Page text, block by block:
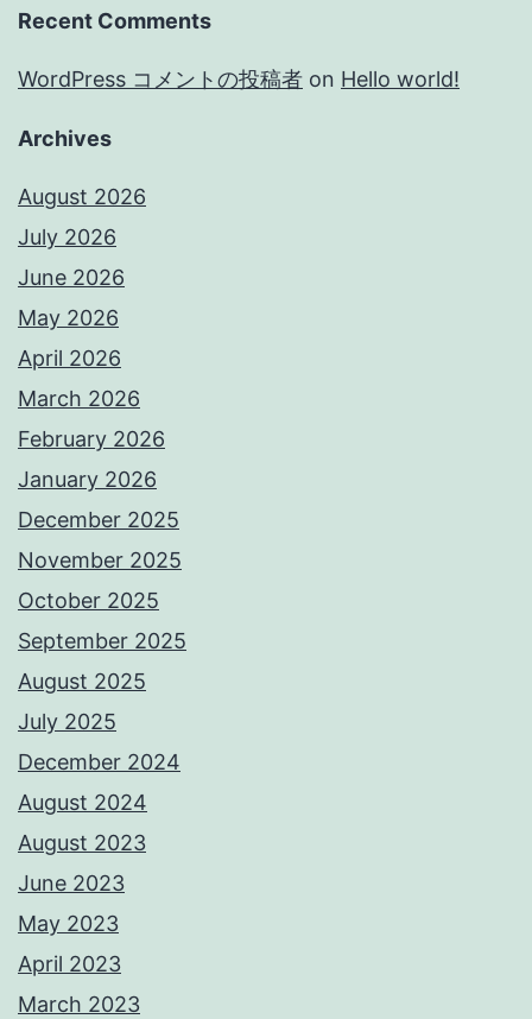
Recent Comments
WordPress コメントの投稿者 on Hello world!
Archives
August 2026
July 2026
June 2026
May 2026
April 2026
March 2026
February 2026
January 2026
December 2025
November 2025
October 2025
September 2025
August 2025
July 2025
December 2024
August 2024
August 2023
June 2023
May 2023
April 2023
March 2023